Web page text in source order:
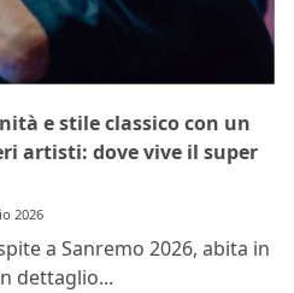
e stile classico con un
artisti: dove vive il super
2026
a Sanremo 2026, abita in
dettaglio...